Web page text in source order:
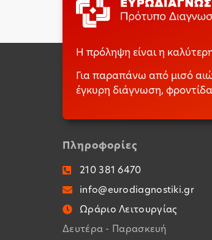
Η πρόληψη είναι η
Για παραπάνω από μισό
έγκυρη διάγνωση,
Πληροφορίες
210 381 6470
info@eurodiagnostiki.gr
Ωράριο Λειτουργίας
Δευτέρα - Παρασκευή